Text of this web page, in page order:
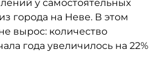
у самостоятельных
города на Неве. В этом
вырос: количество
года увеличилось на 22%